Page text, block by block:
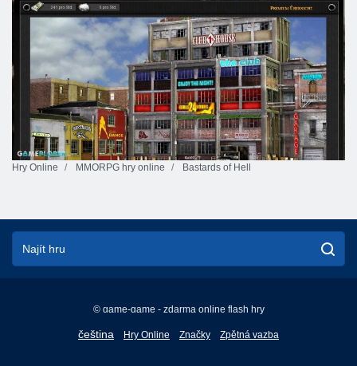
Hry Online MMORPG hry online Bastards of Hell
© game-game - zdarma online flash hry
čeština
English
Hry Online Značky Zpětná vazba